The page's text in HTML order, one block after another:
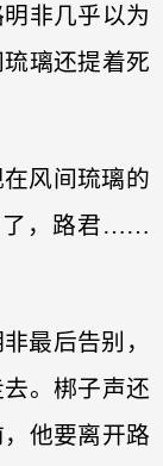
非几乎以为
璃还提着死
风间琉璃的
了，路君……
最后告别，
。梆子声还
他要离开路